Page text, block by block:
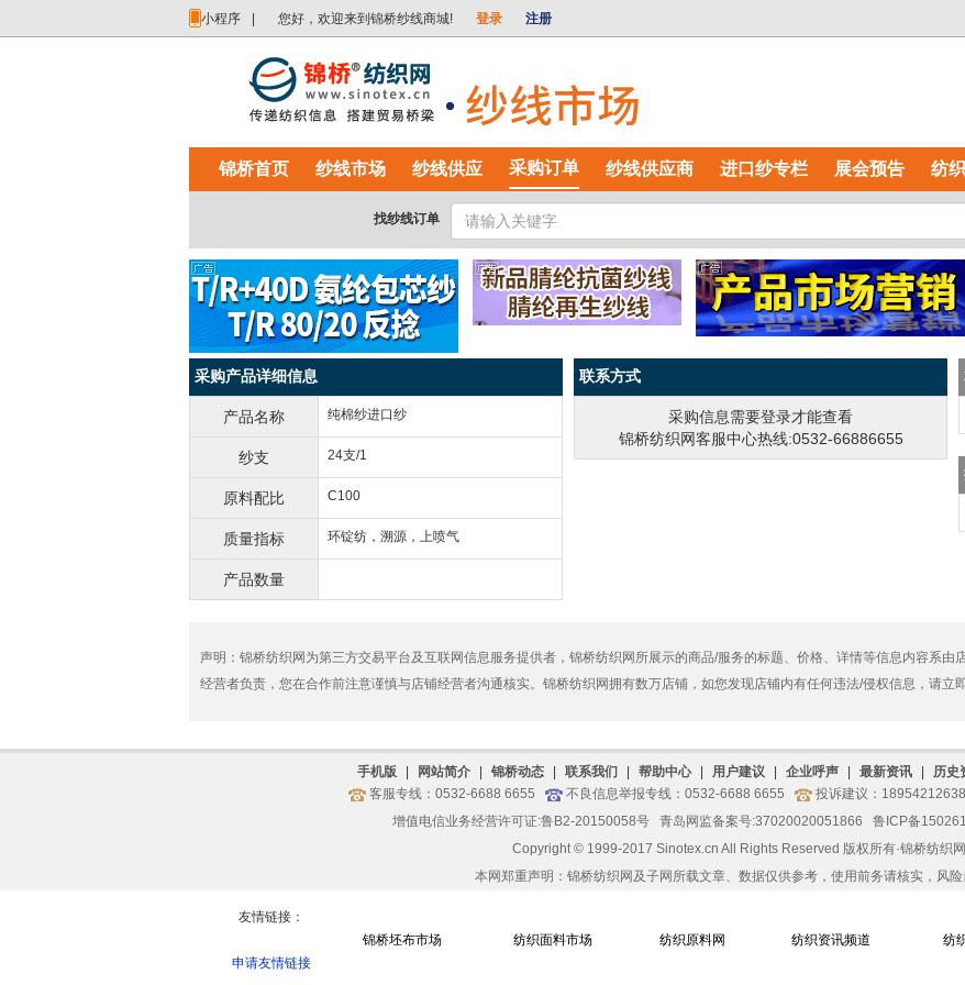
小程序 您好，欢迎来到锦桥纱线商城! 登录 注册
锦桥首页 纱线市场 纱线供应 采购订单 纱线供应商 进口纱专栏 展会预告 纺
找纱线订单
采购产品详细信息
产品名称 纯棉纱进口纱
纱支 24支/1
原料配比 C100
质量指标 环锭纺，溯源，上喷气
产品数量
联系方式
采购信息需要登录才能查看
锦桥纺织网客服中心热线:0532-66886655
声明：锦桥纺织网为第三方交易平台及互联网信息服务提供者，锦桥纺织网所展示的商品/服务的标题、价格、详情等信息内容系
经营者负责，您在合作前注意谨慎与店铺经营者沟通核实。锦桥纺织网拥有数万店铺，如您发现店铺内有任何违法/侵权信息，请立
手机版 网站简介 锦桥动态 联系我们 帮助中心 用户建议 企业呼声 最新资讯 历史
客服专线：0532-6688 6655
不良信息举报专线：0532-6688 6655 投诉建议：
增值电信业务经营许可证:鲁B2-20150058号
青岛网监备案号:37020020051866 鲁ICP备
Copyright © 1999-2017 Sinotex.cn All Rights Reserved 版权所有·锦桥纺织网
本网郑重声明：锦桥纺织网及子网所载文章、数据仅供参考，使用前务请核实，风险
友情链接：
申请友情链接
锦桥坯布市场 纺织面料市场 纺织原料网 纺织资讯频道 纺